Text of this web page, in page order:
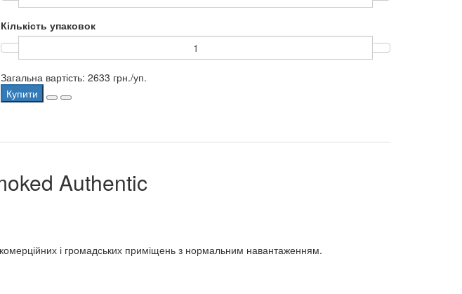
Кількість упаковок
Загальна вартість: 2633 грн./уп.
Купити
Authentic
і громадських приміщень з нормальним навантаженням.